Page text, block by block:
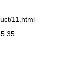
11.html